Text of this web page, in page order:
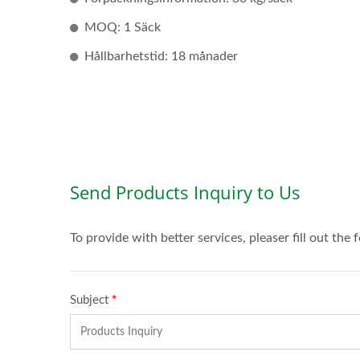
MOQ: 1 Säck
Hållbarhetstid: 18 månader
Smaksatt Kolsyrat Vatten